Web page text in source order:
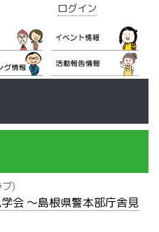
ログイン
)
会 ～島根県警本部庁舎見